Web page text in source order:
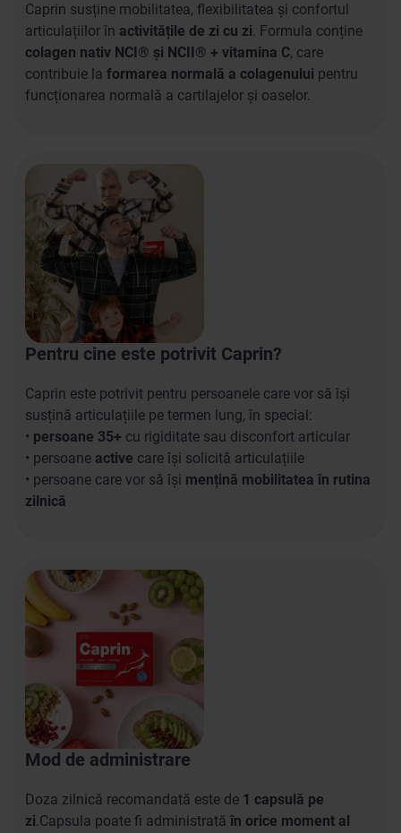
Caprin susține mobilitatea, flexibilitatea și confortul
articulațiilor în activitățile de zi cu zi. Formula conține
colagen nativ NCI® și NCII® + vitamina C, care
contribuie la formarea normală a colagenului pentru
funcționarea normală a cartilajelor și oaselor.
Pentru cine este potrivit Caprin?
Caprin este potrivit pentru persoanele care vor să își
susțină articulațiile pe termen lung, în special:
• persoane 35+ cu rigiditate sau disconfort articular
• persoane active care își solicită articulațiile
• persoane care vor să își mențină mobilitatea în rutina
zilnică
Mod de administrare
Doza zilnică recomandată este de 1 capsulă pe
zi.Capsula poate fi administrată în orice moment al